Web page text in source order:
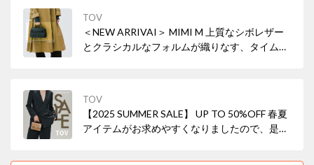
TOV
＜NEW ARRIVAI＞ MIMI M 上質なシボレザー
とクラシカルなフォルムが織りなす、タイムレ
TOV
【2025 SUMMER SALE】 UP TO 50%OFF 春夏
アイテムがお求めやすくなりましたので、是非